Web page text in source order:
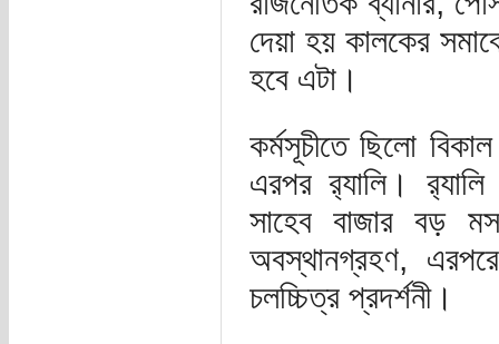
দেয়া হয় কালকের
হবে এটা।
কর্মসূচীতে ছিলো
এরপর র‍্যালি। র‍্যালি
সাহেব বাজার বড়
অবস্থানগ্রহণ,
চলচ্চিত্র প্রদর্শনী।